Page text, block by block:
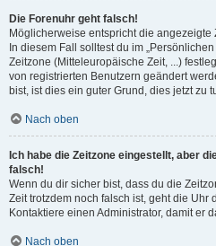
Die Forenuhr geht falsch!
Möglicherweise entspricht die
In diesem Fall solltest du im
Zeitzone (Mitteleuropäische Zeit, ...)
von registrierten Benutzern geändert
bist, ist dies ein guter Grund, dies jetzt zu
Nach oben
Ich habe die Zeitzone eingestellt, aber
falsch!
Wenn du dir sicher bist, dass du die
Zeit trotzdem noch falsch ist, geht die Uhr
Kontaktiere einen Administrator, damit er
Nach oben